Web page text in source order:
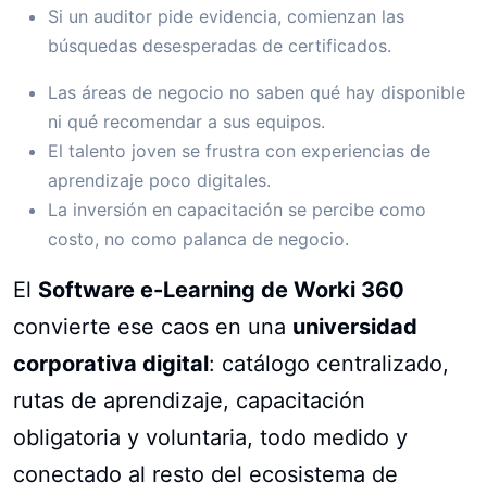
Si un auditor pide evidencia, comienzan las
búsquedas desesperadas de certificados.
Las áreas de negocio no saben qué hay disponible
ni qué recomendar a sus equipos.
El talento joven se frustra con experiencias de
aprendizaje poco digitales.
La inversión en capacitación se percibe como
costo, no como palanca de negocio.
El Software e-Learning de Worki 360
convierte ese caos en una universidad
corporativa digital: catálogo centralizado,
rutas de aprendizaje, capacitación
obligatoria y voluntaria, todo medido y
conectado al resto del ecosistema de